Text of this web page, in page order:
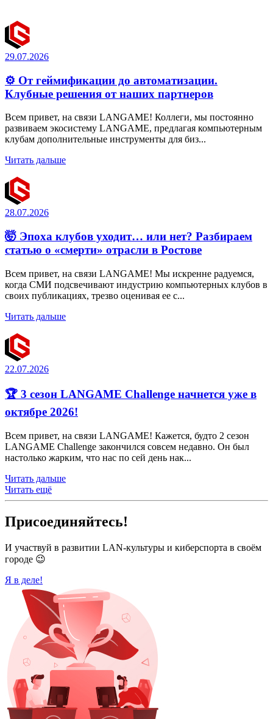
29.07.2026
⚙️ От геймификации до автоматизации.
Клубные решения от наших партнеров
Всем привет, на связи LANGAME! Коллеги, мы постоянно
развиваем экосистему LANGAME, предлагая компьютерным
клубам дополнительные инструменты для биз...
Читать дальше
28.07.2026
🤯 Эпоха клубов уходит… или нет? Разбираем
статью о «смерти» отрасли в Ростове
Всем привет, на связи LANGAME! Мы искренне радуемся,
когда СМИ подсвечивают индустрию компьютерных клубов в
своих публикациях, трезво оценивая ее с...
Читать дальше
22.07.2026
🏆 3 сезон LANGAME Challenge начнется уже в
октябре 2026!
Всем привет, на связи LANGAME! Кажется, будто 2 сезон
LANGAME Challenge закончился совсем недавно. Он был
настолько жарким, что нас по сей день нак...
Читать дальше
Читать ещё
Присоединяйтесь!
И участвуй в развитии LAN-культуры и киберспорта в своём
городе 😉
Я в деле!